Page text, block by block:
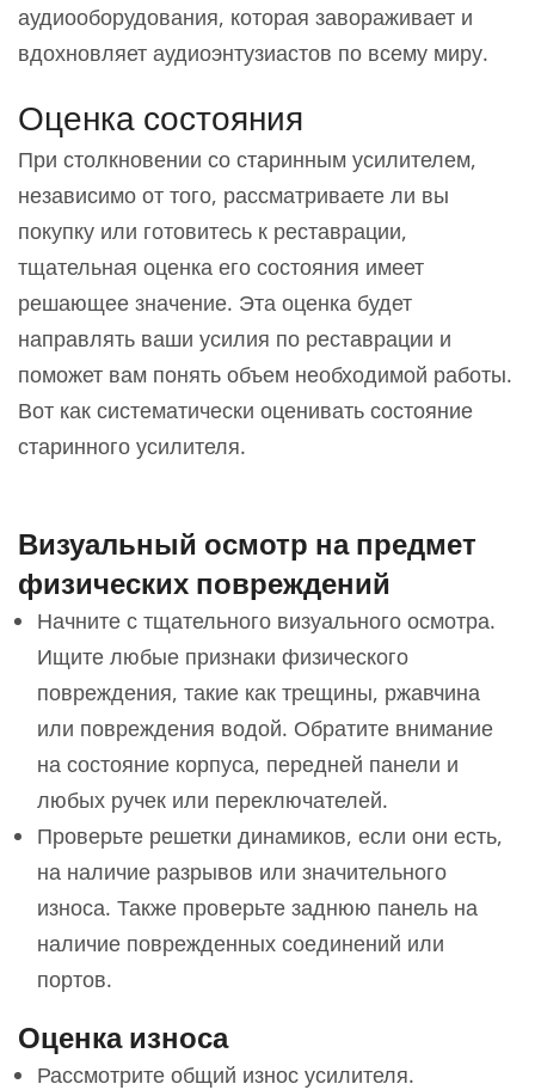
аудиооборудования, которая завораживает и
вдохновляет аудиоэнтузиастов по всему миру.
Оценка состояния
При столкновении со старинным усилителем,
независимо от того, рассматриваете ли вы
покупку или готовитесь к реставрации,
тщательная оценка его состояния имеет
решающее значение. Эта оценка будет
направлять ваши усилия по реставрации и
поможет вам понять объем необходимой работы.
Вот как систематически оценивать состояние
старинного усилителя.
Визуальный осмотр на предмет
физических повреждений
Начните с тщательного визуального осмотра.
Ищите любые признаки физического
повреждения, такие как трещины, ржавчина
или повреждения водой. Обратите внимание
на состояние корпуса, передней панели и
любых ручек или переключателей.
Проверьте решетки динамиков, если они есть,
на наличие разрывов или значительного
износа. Также проверьте заднюю панель на
наличие поврежденных соединений или
портов.
Оценка износа
Рассмотрите общий износ усилителя.